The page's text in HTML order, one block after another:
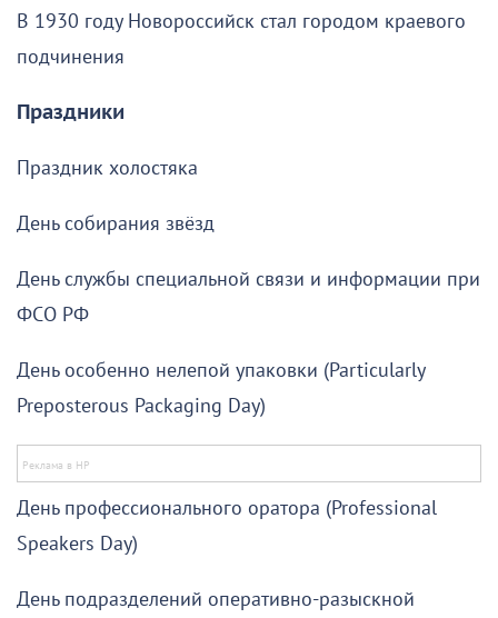
В 1930 году Новороссийск стал городом краевого
подчинения
Праздники
Праздник холостяка
День собирания звёзд
День службы специальной связи и информации при
ФСО РФ
День особенно нелепой упаковки (Particularly
Preposterous Packaging Day)
День профессионального оратора (Professional
Speakers Day)
День подразделений оперативно-разыскной